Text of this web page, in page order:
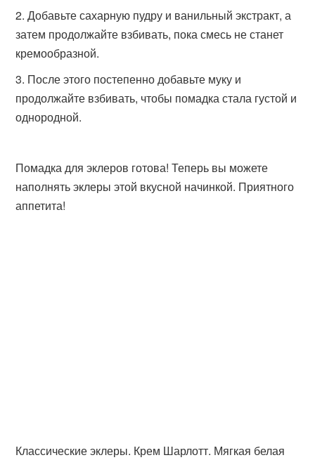
Добавьте сахарную пудру и ванильный экстракт, а
затем продолжайте взбивать, пока смесь не станет
кремообразной.
После этого постепенно добавьте муку и
продолжайте взбивать, чтобы помадка стала густой и
однородной.
Помадка для эклеров готова! Теперь вы можете
наполнять эклеры этой вкусной начинкой. Приятного
аппетита!
Классические эклеры. Крем Шарлотт. Мягкая белая